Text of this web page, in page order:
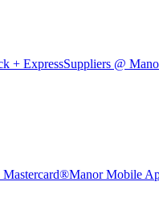
+ ExpressSuppliers @
Manor Mobile